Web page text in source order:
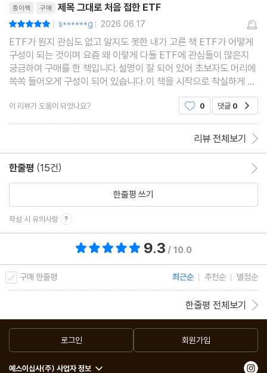
종이책 구매 제목 그대로 처음 접한 ETF
| s******g | 2026.06.17
ETF가 뭔지 관심도 없고 알지도 못한 내가 고른 책 ETF가 어떻게
구성이 되는 것이며 요즘 왜 이렇게 다들 ETF에 관심들이 많은지
궁금하여 구매를 한 책입니다.설명이 잘 되어 있어 초보자도 머리에
쏙쏙 들어오게 구성이 되어 있습니다.이 책을 시작으로 착실하게 E
이 리뷰가 도움이 되었나요? 0 댓글 0
리뷰 전체보기
한줄평 (15건)
한줄평 쓰기
작성 시 유의사항
9.3 / 10.0
구매 한줄평 최근순 추천순 별점순
한줄평 전체보기
로그인 회원가입
예스이십사(주) 사업자 정보